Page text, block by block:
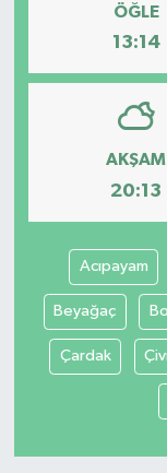
ÖĞLE
13:14
AKŞAM
20:13
Acıpayam
Beyağaç
Çardak